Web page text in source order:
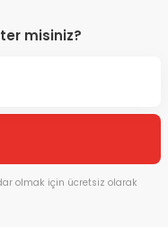
misiniz?
olmak için ücretsiz olarak